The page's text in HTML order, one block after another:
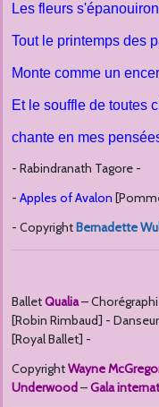
Les fleurs
Tout le printemps des
Monte comme un
Et le souffle de toutes
chante en mes
- Rabindranath Tagore -
- Apples of Avalon
- CopyrightBernadette
BalletQualia–
[Robin Rimbaud] -
[Royal Ballet] -
CopyrightWayne
Underwood–Gala